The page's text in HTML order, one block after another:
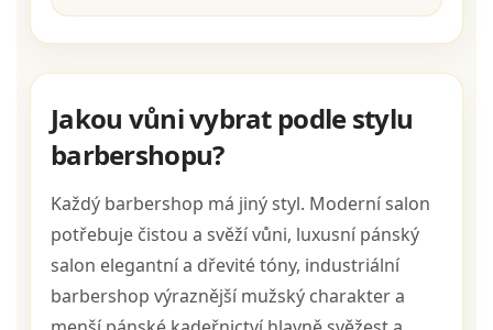
Jakou vůni vybrat podle stylu
barbershopu?
Každý barbershop má jiný styl. Moderní salon
potřebuje čistou a svěží vůni, luxusní pánský
salon elegantní a dřevité tóny, industriální
barbershop výraznější mužský charakter a